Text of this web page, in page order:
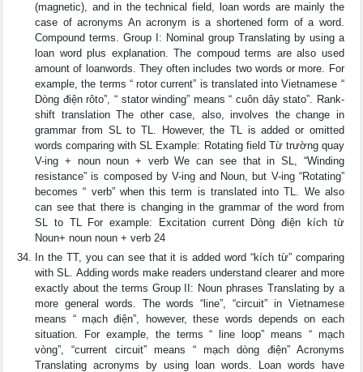
(magnetic), and in the technical field, loan words are mainly the
case of acronyms An acronym is a shortened form of a word.
Compound terms. Group I: Nominal group Translating by using a
loan word plus explanation. The compoud terms are also used
amount of loanwords. They often includes two words or more. For
example, the terms “ rotor current” is translated into Vietnamese “
Dòng điện rôto”, “ stator winding” means “ cuôn dây stato”. Rank-
shift translation The other case, also, involves the change in
grammar from SL to TL. However, the TL is added or omitted
words comparing with SL Example: Rotating field Từ trường quay
V-ing + noun noun + verb We can see that in SL, “Winding
resistance” is composed by V-ing and Noun, but V-ing “Rotating”
becomes “ verb” when this term is translated into TL. We also
can see that there is changing in the grammar of the word from
SL to TL For example: Excitation current Dòng điện kích từ
Noun+ noun noun + verb 24
In the TT, you can see that it is added word “kích từ” comparing
with SL. Adding words make readers understand clearer and more
exactly about the terms Group II: Noun phrases Translating by a
more general words. The words “line”, “circuit” in Vietnamese
means “ mạch điện”, however, these words depends on each
situation. For example, the terms “ line loop” means “ mạch
vòng”, “current circuit” means “ mạch dòng điện” Acronyms
Translating acronyms by using loan words. Loan words have